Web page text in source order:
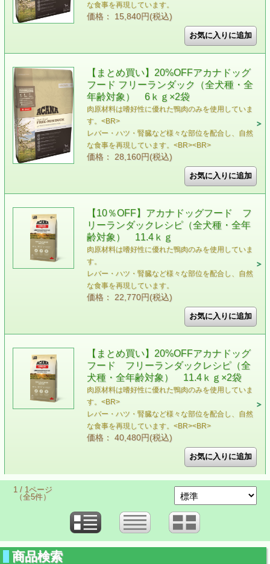
な食事を再現しています。
価格： 15,840円(税込)
【まとめ買い】20%OFFアカナドッグ
フード フリーランダック（全犬種・全
年齢対象） 6ｋｇ×2袋
肉原材料は嗜好性に優れた鴨肉のみを使用していま
す。<BR>
レバー・ハツ・腎臓など様々な部位を配合し、自然
な食事を再現しています。<BR><BR>
価格： 28,160円(税込)
【10％OFF】アカナドッグフード フ
リーランダックレシピ（全犬種・全年
齢対象） 11.4ｋｇ
肉原材料は嗜好性に優れた鴨肉のみを使用していま
す。
レバー・ハツ・腎臓など様々な部位を配合し、自然
な食事を再現しています。
価格： 22,770円(税込)
【まとめ買い】20%OFFアカナドッグ
フード フリーランダックレシピ（全
犬種・全年齢対象） 11.4ｋｇ×2袋
肉原材料は嗜好性に優れた鴨肉のみを使用していま
す。<BR>
レバー・ハツ・腎臓など様々な部位を配合し、自然
な食事を再現しています。<BR><BR>
価格： 40,480円(税込)
1 / 1ページ
（全5件）
商品検索